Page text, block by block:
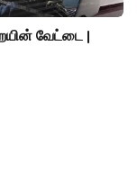
வேட்டை |